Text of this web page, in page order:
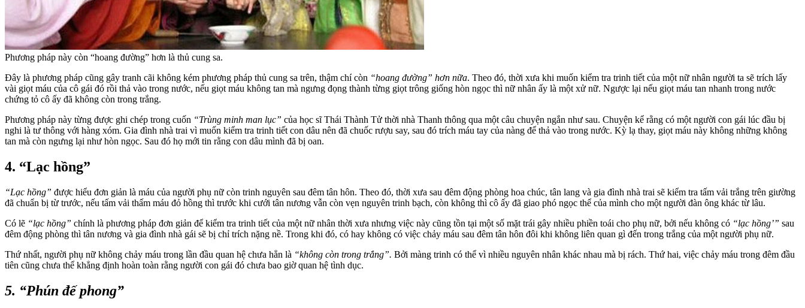
Phương pháp này còn “hoang đường” hơn là thủ cung sa.
Đây là phương pháp cũng gây tranh cãi không kém phương pháp thủ cung sa trên, thậm chí còn “hoang đường” hơn nữa. Theo đó, thời xưa khi muốn kiểm tra trinh tiết của một nữ nhân người ta sẽ trích lấy
vài giọt máu của cô gái đó rồi thả vào trong nước, nếu giọt máu không tan mà ngưng đọng thành từng giọt trông giống hòn ngọc thì nữ nhân ấy là một xử nữ. Ngược lại nếu giọt máu tan nhanh trong nước
chứng tỏ cô ấy đã không còn trong trắng.
Phương pháp này từng được ghi chép trong cuốn “Trùng minh man lục” của học sĩ Thái Thành Tử thời nhà Thanh thông qua một câu chuyện ngắn như sau. Chuyện kể rằng có một người con gái lúc đầu bị
nghi là tư thông với hàng xóm. Gia đình nhà trai vì muốn kiểm tra trinh tiết con dâu nên đã chuốc rượu say, sau đó trích máu tay của nàng để thả vào trong nước. Kỳ lạ thay, giọt máu này không những không
tan mà còn ngưng lại như hòn ngọc. Sau đó họ mới tin rằng con dâu mình đã bị oan.
4. “Lạc hồng”
“Lạc hồng” được hiểu đơn giản là máu của người phụ nữ còn trinh nguyên sau đêm tân hôn. Theo đó, thời xưa sau đêm động phòng hoa chúc, tân lang và gia đình nhà trai sẽ kiểm tra tấm vải trắng trên giường
đã chuẩn bị từ trước, nếu tấm vải thấm máu đỏ hồng thì trước khi cưới tân nương vẫn còn vẹn nguyên trinh bạch, còn không thì cô ấy đã giao phó ngọc thể của mình cho một người đàn ông khác từ lâu.
Có lẽ “lạc hồng” chính là phương pháp đơn giản để kiểm tra trinh tiết của một nữ nhân thời xưa nhưng việc này cũng tồn tại một số mặt trái gây nhiều phiền toái cho phụ nữ, bởi nếu không có “lạc hồng’” sau
đêm động phòng thì tân nương và gia đình nhà gái sẽ bị chỉ trích nặng nề. Trong khi đó, có hay không có việc chảy máu sau đêm tân hôn đôi khi không liên quan gì đến trong trắng của một người phụ nữ.
Thứ nhất, người phụ nữ không chảy máu trong lần đầu quan hệ chưa hẳn là “không còn trong trắng”. Bởi màng trinh có thể vì nhiều nguyên nhân khác nhau mà bị rách. Thứ hai, việc chảy máu trong đêm đầu
tiên cũng chưa thể khẳng định hoàn toàn rằng người con gái đó chưa bao giờ quan hệ tình dục.
5. “Phún đế phong”